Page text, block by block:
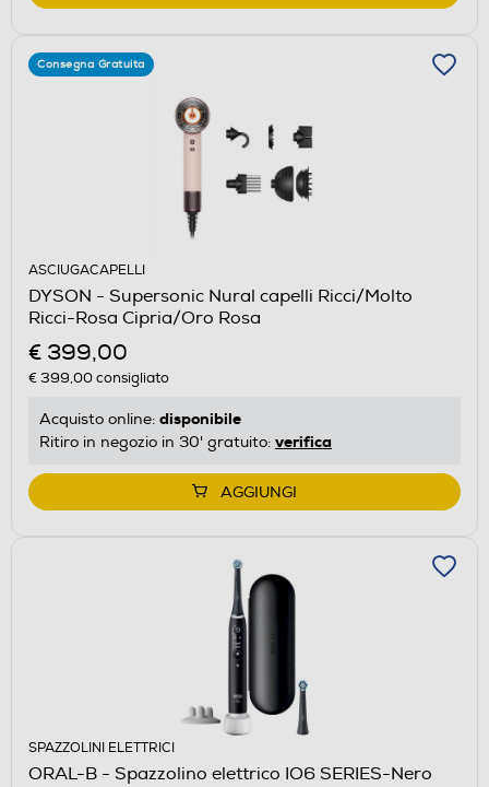
Consegna Gratuita
ASCIUGACAPELLI
DYSON - Supersonic Nural capelli Ricci/Molto
Ricci-Rosa Cipria/Oro Rosa
€ 399,00
€ 399,00consigliato
Acquisto online: disponibile
Ritiro in negozio in 30' gratuito: verifica
AGGIUNGI
SPAZZOLINI ELETTRICI
ORAL-B - Spazzolino elettrico IO6 SERIES-Nero